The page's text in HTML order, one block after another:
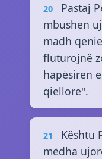
20
Pastaj
mbushen
madh
fluturojnë
hapësirën
qiellore".
21
Kështu
mëdha